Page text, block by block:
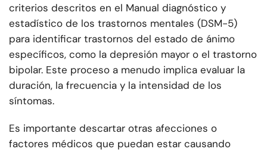
criterios descritos en el Manual diagnóstico y
estadístico de los trastornos mentales (DSM-5)
para identificar trastornos del estado de ánimo
específicos, como la depresión mayor o el trastorno
bipolar. Este proceso a menudo implica evaluar la
duración, la frecuencia y la intensidad de los
síntomas.
Es importante descartar otras afecciones o
factores médicos que puedan estar causando